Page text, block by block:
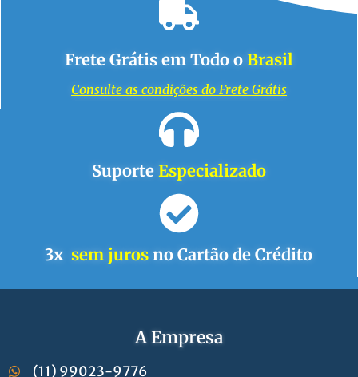
Frete Grátis em Todo o Brasil
Consulte as condições do Frete Grátis
Suporte Especializado
3x sem juros no Cartão de Crédito
A Empresa
(11) 99023-9776